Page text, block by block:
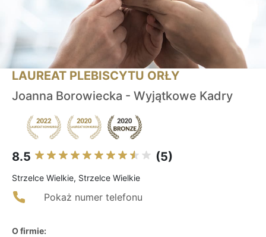
LAUREAT PLEBISCYTU ORŁY
Joanna Borowiecka - Wyjątkowe Kadry
8.5 (5)
Strzelce Wielkie, Strzelce Wielkie
Pokaż numer telefonu
O firmie: